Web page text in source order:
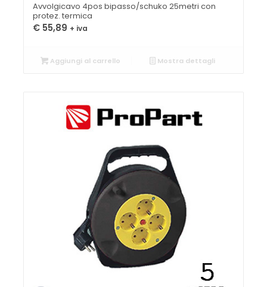
Avvolgicavo 4pos bipasso/schuko 25metri con
protez. termica
€55,89 + iva
Aggiungi al carrello Mostra dettagli